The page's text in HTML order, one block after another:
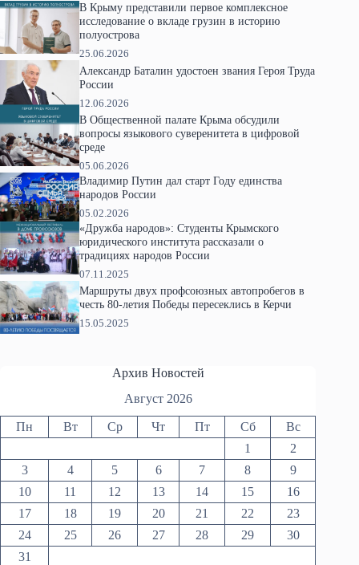
В Крыму представили первое комплексное
исследование о вкладе грузин в историю
полуострова
25.06.2026
Александр Баталин удостоен звания Героя Труда
России
12.06.2026
В Общественной палате Крыма обсудили
вопросы языкового суверенитета в цифровой
среде
05.06.2026
Владимир Путин дал старт Году единства
народов России
05.02.2026
«Дружба народов»: Студенты Крымского
юридического института рассказали о
традициях народов России
07.11.2025
Маршруты двух профсоюзных автопробегов в
честь 80-летия Победы пересеклись в Керчи
15.05.2025
Архив Новостей
Август 2026
Пн Вт Ср Чт Пт Сб
Вс
1
2
3
4 5 6 7 8
9
10
11 12 13 14 15
16
17
18 19 20 21 22
23
24
25 26 27 28 29
30
31